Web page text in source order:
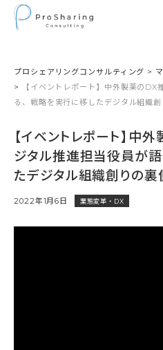
プロシェアリングコンサルティング >
>
【イベントレポート】中外製薬の
る、戦略を実行に移したデジタル組織
【イベントレポート】
ジタル推進担当役員が
たデジタル組織創りの
2022年1月6日 業態変革・DX